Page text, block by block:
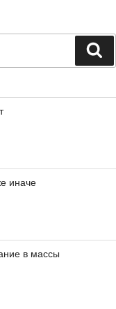
иначе
в массы